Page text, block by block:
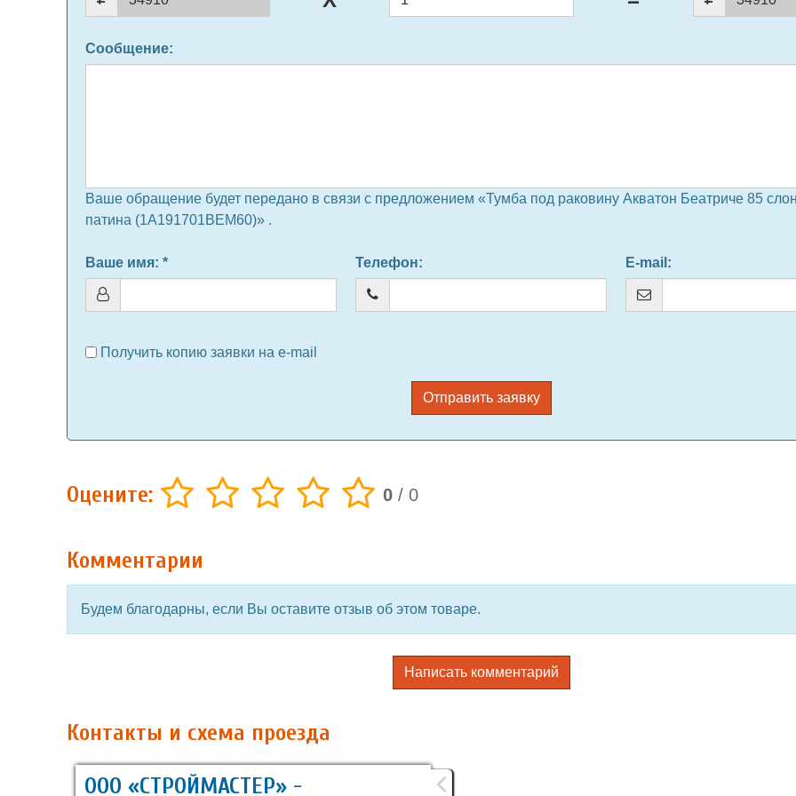
Сообщение:
Ваше обращение будет передано в связи с предложением «Тумба под раковину Акватон Беатриче 85
патина (1A191701BEM60)» .
Ваше имя: * Телефон: E-mail :
Получить копию заявки на e-mail
Отправить заявку
Оцените: 0 / 0
Комментарии
Будем благодарны, если Вы оставите отзыв об этом товаре.
Написать комментарий
Контакты и схема проезда
ООО «СТРОЙМАСТЕР» -